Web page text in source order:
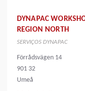
DYNAPAC
REGION NORTH
SERVIÇOS DYNAPAC
Förrådsvägen 14
901 32
Umeå